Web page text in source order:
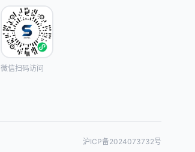
微信扫码访问
沪ICP备2024073732号